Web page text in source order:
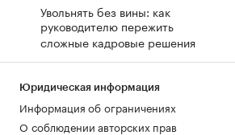
Увольнять без вины: как
руководителю пережить
сложные кадровые решения
Юридическая информация
Информация об ограничениях
О соблюдении авторских прав